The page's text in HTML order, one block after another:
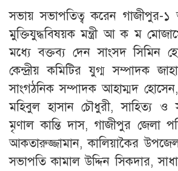
সভায় সভাপতিত্ব করেন গাজীপুর-
মুক্তিযুদ্ধবিষয়ক মন্ত্রী আ ক ম
মধ্যে বক্তব্য দেন সাংসদ সিমিন
কেন্দ্রীয় কমিটির যুগ্ম সম্পাদক
সাংগঠনিক সম্পাদক আহাম্মদ হোসেন,
মহিবুল হাসান চৌধুরী, সাহিত্য ও
মৃণাল কান্তি দাস, গাজীপুর জেলা
আকতারুজ্জামান, কালিয়াকৈর
সভাপতি কামাল উদ্দিন সিকদার,